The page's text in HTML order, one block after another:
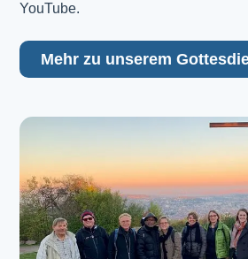
YouTube.
Mehr zu unserem